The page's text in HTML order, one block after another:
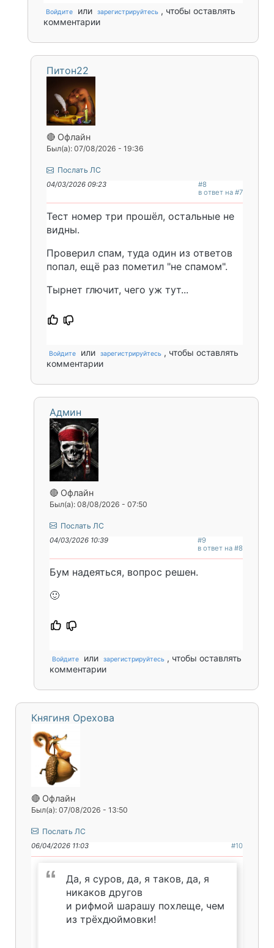
Войдите или зарегистрируйтесь , чтобы оставлять
комментарии
Питон22
🔴 Офлайн
Был(а): 07/08/2026 - 19:36
Послать ЛС
04/03/2026 09:23
#8
в ответ на #7
Тест номер три прошёл, остальные не
видны.
Проверил спам, туда один из ответов
попал, ещё раз пометил "не спамом".
Тырнет глючит, чего уж тут...
Войдите или зарегистрируйтесь , чтобы оставлять
комментарии
Админ
🔴 Офлайн
Был(а): 08/08/2026 - 07:50
Послать ЛС
04/03/2026 10:39
#9
в ответ на #8
Бум надеяться, вопрос решен.
🙂
Войдите или зарегистрируйтесь , чтобы оставлять
комментарии
Княгиня Орехова
🔴 Офлайн
Был(а): 07/08/2026 - 13:50
Послать ЛС
06/04/2026 11:03 #10
Да, я суров, да, я таков, да, я
никаков другов
и рифмой шарашу похлеще, чем
из трёхдюймовки!